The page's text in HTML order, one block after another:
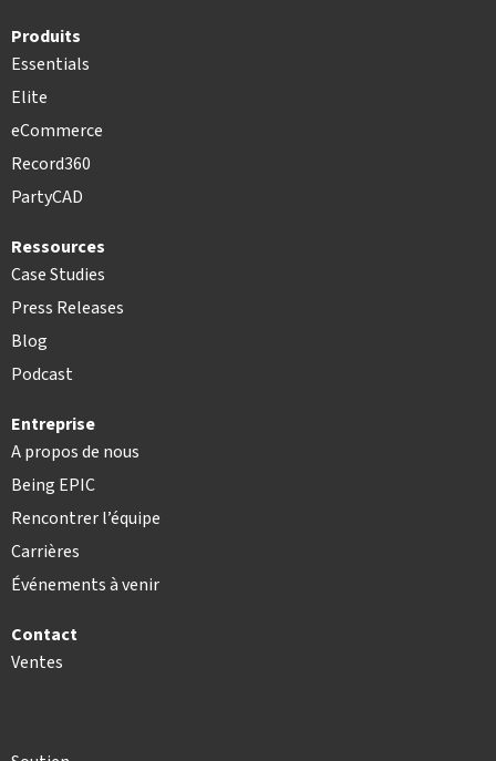
Produits
Essentials
Elite
eCommerce
Record360
PartyCAD
Ressources
Case Studies
Press Releases
Blog
Podcast
Entreprise
A propos de nous
Being EPIC
Rencontrer l’équipe
Carrières
Événements à venir
Contact
Ventes